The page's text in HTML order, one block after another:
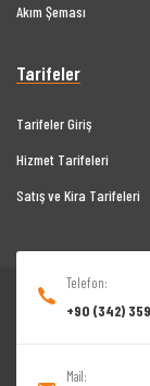
Akım Şeması
Tarifeler
Tarifeler Giriş
Hizmet Tarifeleri
Satış ve Kira Tarifeleri
Telefon:
+90 (342)
Mail: